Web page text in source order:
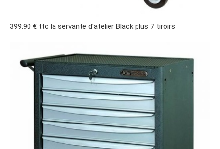
399.90 € ttc la servante d’atelier Black plus 7 tiroirs